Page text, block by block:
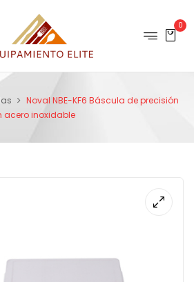
0
Noval NBE-KF6 Báscula de precisión
acero inoxidable